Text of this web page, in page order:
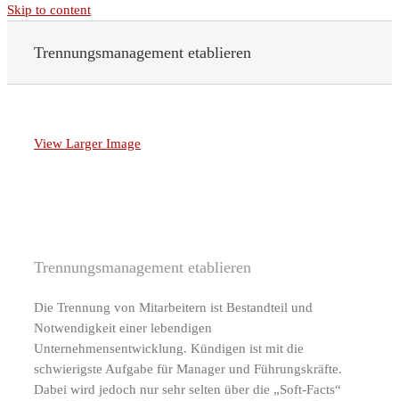
Skip to content
Trennungsmanagement etablieren
View Larger Image
Trennungsmanagement etablieren
Die Trennung von Mitarbeitern ist Bestandteil und
Notwendigkeit einer lebendigen
Unternehmensentwicklung. Kündigen ist mit die
schwierigste Aufgabe für Manager und Führungskräfte.
Dabei wird jedoch nur sehr selten über die „Soft-Facts“